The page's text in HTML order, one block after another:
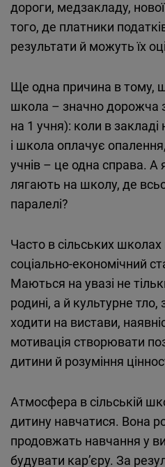
дороги, медзакладу,
того, де платники
результати й можуть їх
Ще одна причина в тому,
школа – значно дорожча
на 1 учня): коли в
і школа оплачує
учнів – це одна справа. А
лягають на школу, де
паралелі?
Часто в сільських
соціально-економічний
Маються на увазі не
родині, а й культурне тло,
ходити на вистави,
мотивація створювати
дитини й розуміння
Атмосфера в сільській
дитину навчатися. Вона
продовжать навчання у
будувати кар’єру. За